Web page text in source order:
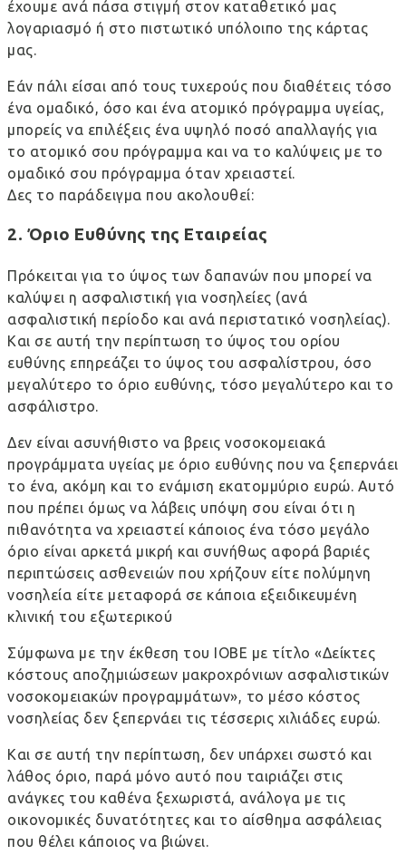
έχουμε ανά πάσα στιγμή στον καταθετικό μας
λογαριασμό ή στο πιστωτικό υπόλοιπο της κάρτας
μας.
Εάν πάλι είσαι από τους τυχερούς που διαθέτεις τόσο
ένα ομαδικό, όσο και ένα ατομικό πρόγραμμα υγείας,
μπορείς να επιλέξεις ένα υψηλό ποσό απαλλαγής για
το ατομικό σου πρόγραμμα και να το καλύψεις με το
ομαδικό σου πρόγραμμα όταν χρειαστεί.
Δες το παράδειγμα που ακολουθεί:
2. Όριο Ευθύνης της Εταιρείας
Πρόκειται για το ύψος των δαπανών που μπορεί να
καλύψει η ασφαλιστική για νοσηλείες (ανά
ασφαλιστική περίοδο και ανά περιστατικό νοσηλείας).
Και σε αυτή την περίπτωση το ύψος του ορίου
ευθύνης επηρεάζει το ύψος του ασφαλίστρου, όσο
μεγαλύτερο το όριο ευθύνης, τόσο μεγαλύτερο και το
ασφάλιστρο.
Δεν είναι ασυνήθιστο να βρεις νοσοκομειακά
προγράμματα υγείας με όριο ευθύνης που να ξεπερνάει
το ένα, ακόμη και το ενάμιση εκατομμύριο ευρώ. Αυτό
που πρέπει όμως να λάβεις υπόψη σου είναι ότι η
πιθανότητα να χρειαστεί κάποιος ένα τόσο μεγάλο
όριο είναι αρκετά μικρή και συνήθως αφορά βαριές
περιπτώσεις ασθενειών που χρήζουν είτε πολύμηνη
νοσηλεία είτε μεταφορά σε κάποια εξειδικευμένη
κλινική του εξωτερικού
Σύμφωνα με την έκθεση του ΙΟΒΕ με τίτλο «Δείκτες
κόστους αποζημιώσεων μακροχρόνιων ασφαλιστικών
νοσοκομειακών προγραμμάτων», το μέσο κόστος
νοσηλείας δεν ξεπερνάει τις τέσσερις χιλιάδες ευρώ.
Και σε αυτή την περίπτωση, δεν υπάρχει σωστό και
λάθος όριο, παρά μόνο αυτό που ταιριάζει στις
ανάγκες του καθένα ξεχωριστά, ανάλογα με τις
οικονομικές δυνατότητες και το αίσθημα ασφάλειας
που θέλει κάποιος να βιώνει.